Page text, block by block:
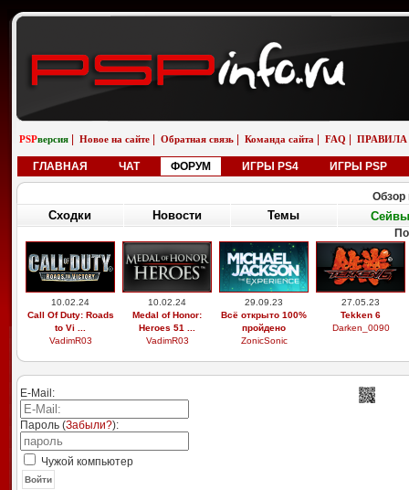
PSPверсия Новое на сайте Обратная связь Команда сайта FAQ ПРАВИЛА
ГЛАВНАЯ ЧАТ ФОРУМ ИГРЫ PS4 ИГРЫ PSP
Обзор
Сходки Новости Темы Сейвы
10.02.24
Call Of Duty: Roads
to Vi ...
VadimR03
10.02.24
Medal of Honor:
Heroes 51 ...
VadimR03
29.09.23
Всё открыто 100%
пройдено
ZonicSonic
27.05.23
Tekken 6
Darken_0090
E-Mail:
Пароль (Забыли?):
Чужой компьютер
Войти